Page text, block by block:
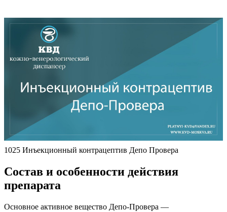
1025 Инъекционный контрацептив Депо Провера
Состав и особенности действия
препарата
Основное активное вещество Депо-Провера —